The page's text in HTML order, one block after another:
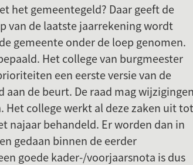
het gemeentegeld? Daar geeft de
van de laatste jaarrekening wordt
gemeente onder de loep genomen.
Het college van burgmeester
een eerste versie van de
aan de beurt. De raad mag
college werkt al deze zaken uit tot
najaar behandeld. Er worden dan in
gedaan binnen de eerder
goede kader-/voorjaarsnota is dus